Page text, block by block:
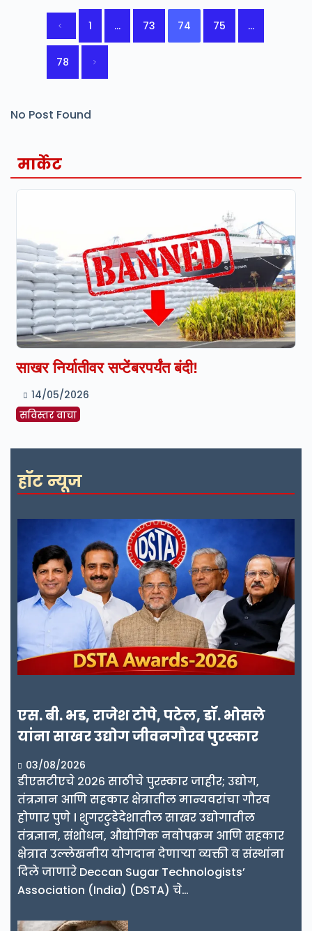
1 … 73 74 75 …
78
No Post Found
मार्केट
साखर निर्यातीवर सप्टेंबरपर्यंत बंदी!
14/05/2026
सविस्तर वाचा
हॉट न्यूज
एस. बी. भड, राजेश टोपे, पटेल, डॉ. भोसले
यांना साखर उद्योग जीवनगौरव पुरस्कार
03/08/2026
डीएसटीएचे २०२६ साठीचे पुरस्कार जाहीर; उद्योग,
तंत्रज्ञान आणि सहकार क्षेत्रातील मान्यवरांचा गौरव
होणार पुणे । शुगरटुडेदेशातील साखर उद्योगातील
तंत्रज्ञान, संशोधन, औद्योगिक नवोपक्रम आणि सहकार
क्षेत्रात उल्लेखनीय योगदान देणाऱ्या व्यक्ती व संस्थांना
दिले जाणारे Deccan Sugar Technologists’
Association (India) (DSTA) चे…